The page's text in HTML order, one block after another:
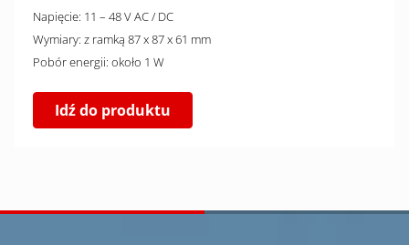
Napięcie: 11 – 48 V AC / DC
Wymiary: z ramką 87 x 87 x 61 mm
Pobór energii: około 1 W
Idź do produktu